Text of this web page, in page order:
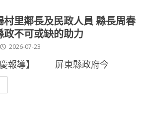
村里鄰長及民政人員 縣長周春
政不可或缺的助力
2026-07-23
慶報導】 屏東縣政府今